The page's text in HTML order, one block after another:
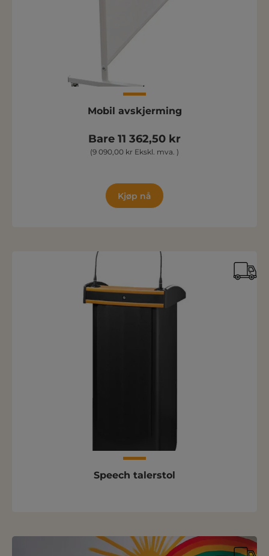
Mobil avskjerming
Bare 11 362,50 kr
(9 090,00 kr Ekskl. mva. )
Kjøp nå
Speech talerstol